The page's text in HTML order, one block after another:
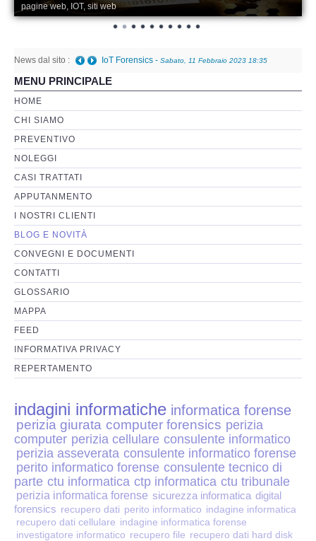
Perizia Smartphone Tablet,Cell.
Perizia Rete dati
Perizia Basi di Dati
Perizia Immagini e Video
Perzia su Software/Programmi
Perizia Fonica e Trascrizioni
Perizia su Social Network
Perizia Web Reputation
Perizia Host e Mainframe
Perizia Contratti ICT
Perizia Disp. Elettronici
Perizia Stalking
Perizia Cyber Bullismo
Incarichi CTU e CTP
Perizia Centralini PBX e VOIP
pagine web, IOT, siti web
News dal sito : Telefono danneggiato posso recuperare i dati anche
a fini giudiziari?
MENU PRINCIPALE
HOME
CHI SIAMO
PREVENTIVO
NOLEGGI
CASI TRATTATI
APPUTANMENTO
I NOSTRI CLIENTI
BLOG E NOVITÀ
CONVEGNI E DOCUMENTI
CONTATTI
GLOSSARIO
MAPPA
FEED
INFORMATIVA PRIVACY
REPERTAMENTO
indagini informatiche informatica forense
perizia giurata computer forensics perizia
computer perizia cellulare consulente informatico
perizia asseverata consulente informatico forense
perito informatico forense consulente tecnico di
parte ctu informatica ctp informatica ctu tribunale
perizia informatica forense sicurezza informatica digital
forensics recupero dati perito informatico indagine informatica
recupero dati cellulare indagine informatica forense
investigatore informatico recupero file recupero dati hard disk